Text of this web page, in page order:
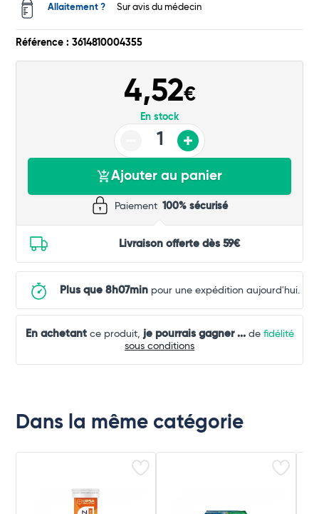
Allaitement ? Sur avis du médecin
Référence : 3614810004355
4,52€
En stock
Ajouter au panier
Paiement 100% sécurisé
Livraison offerte dès 59€
Plus que 8h07minpour une expédition aujourd'hui.
En achetantce produit, je pourrais gagner ...de fidélité
sous conditions
Dans la même catégorie